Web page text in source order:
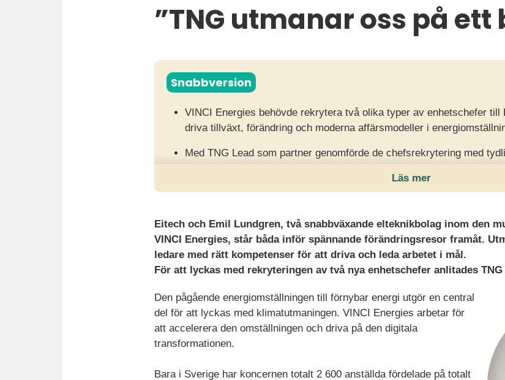
”TNG utmanar oss på ett
Snabbversion
VINCI Energies behövde rekrytera två olika typer av enhetschefer till
driva tillväxt, förändring och moderna affärsmodeller i
Med TNG Lead som partner genomförde de chefsrekrytering med
Resultatet blev högre kvalitet i kandidatfältet, tryggare
Läs mer
Eitech och Emil Lundgren, två snabbväxande elteknikbolag inom den
VINCI Energies, står båda inför spännande förändringsresor framåt.
ledare med rätt kompetenser för att driva och leda arbetet i mål.
För att lyckas med rekryteringen av två nya enhetschefer anlitades TNG
Den pågående energiomställningen till förnybar energi utgör en central
del för att lyckas med klimatutmaningen. VINCI Energies arbetar för
att accelerera den omställningen och driva på den digitala
transformationen.
Bara i Sverige har koncernen totalt 2 600 anställda fördelade på totalt